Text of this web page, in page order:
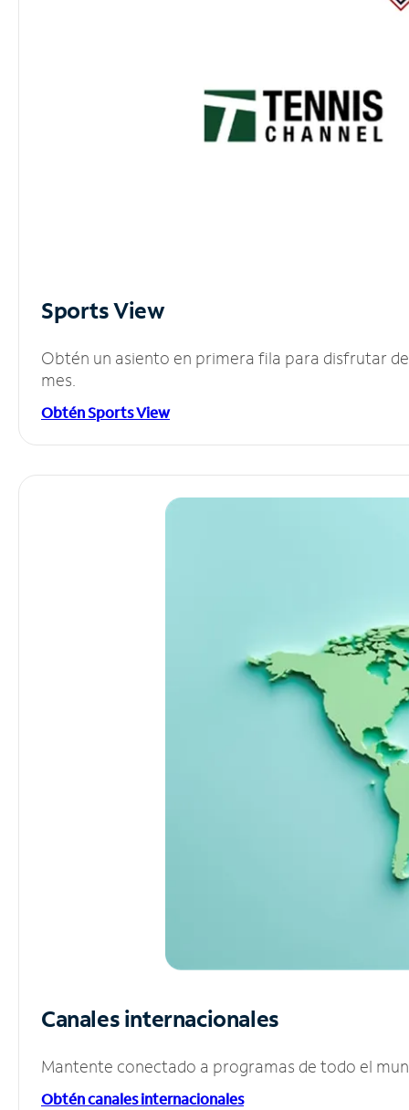
Sports View
Obtén un asiento en primera fila para disfrutar
mes.
Obtén Sports View
Canales internacionales
Mantente conectado a programas de todo el
Obtén canales internacionales